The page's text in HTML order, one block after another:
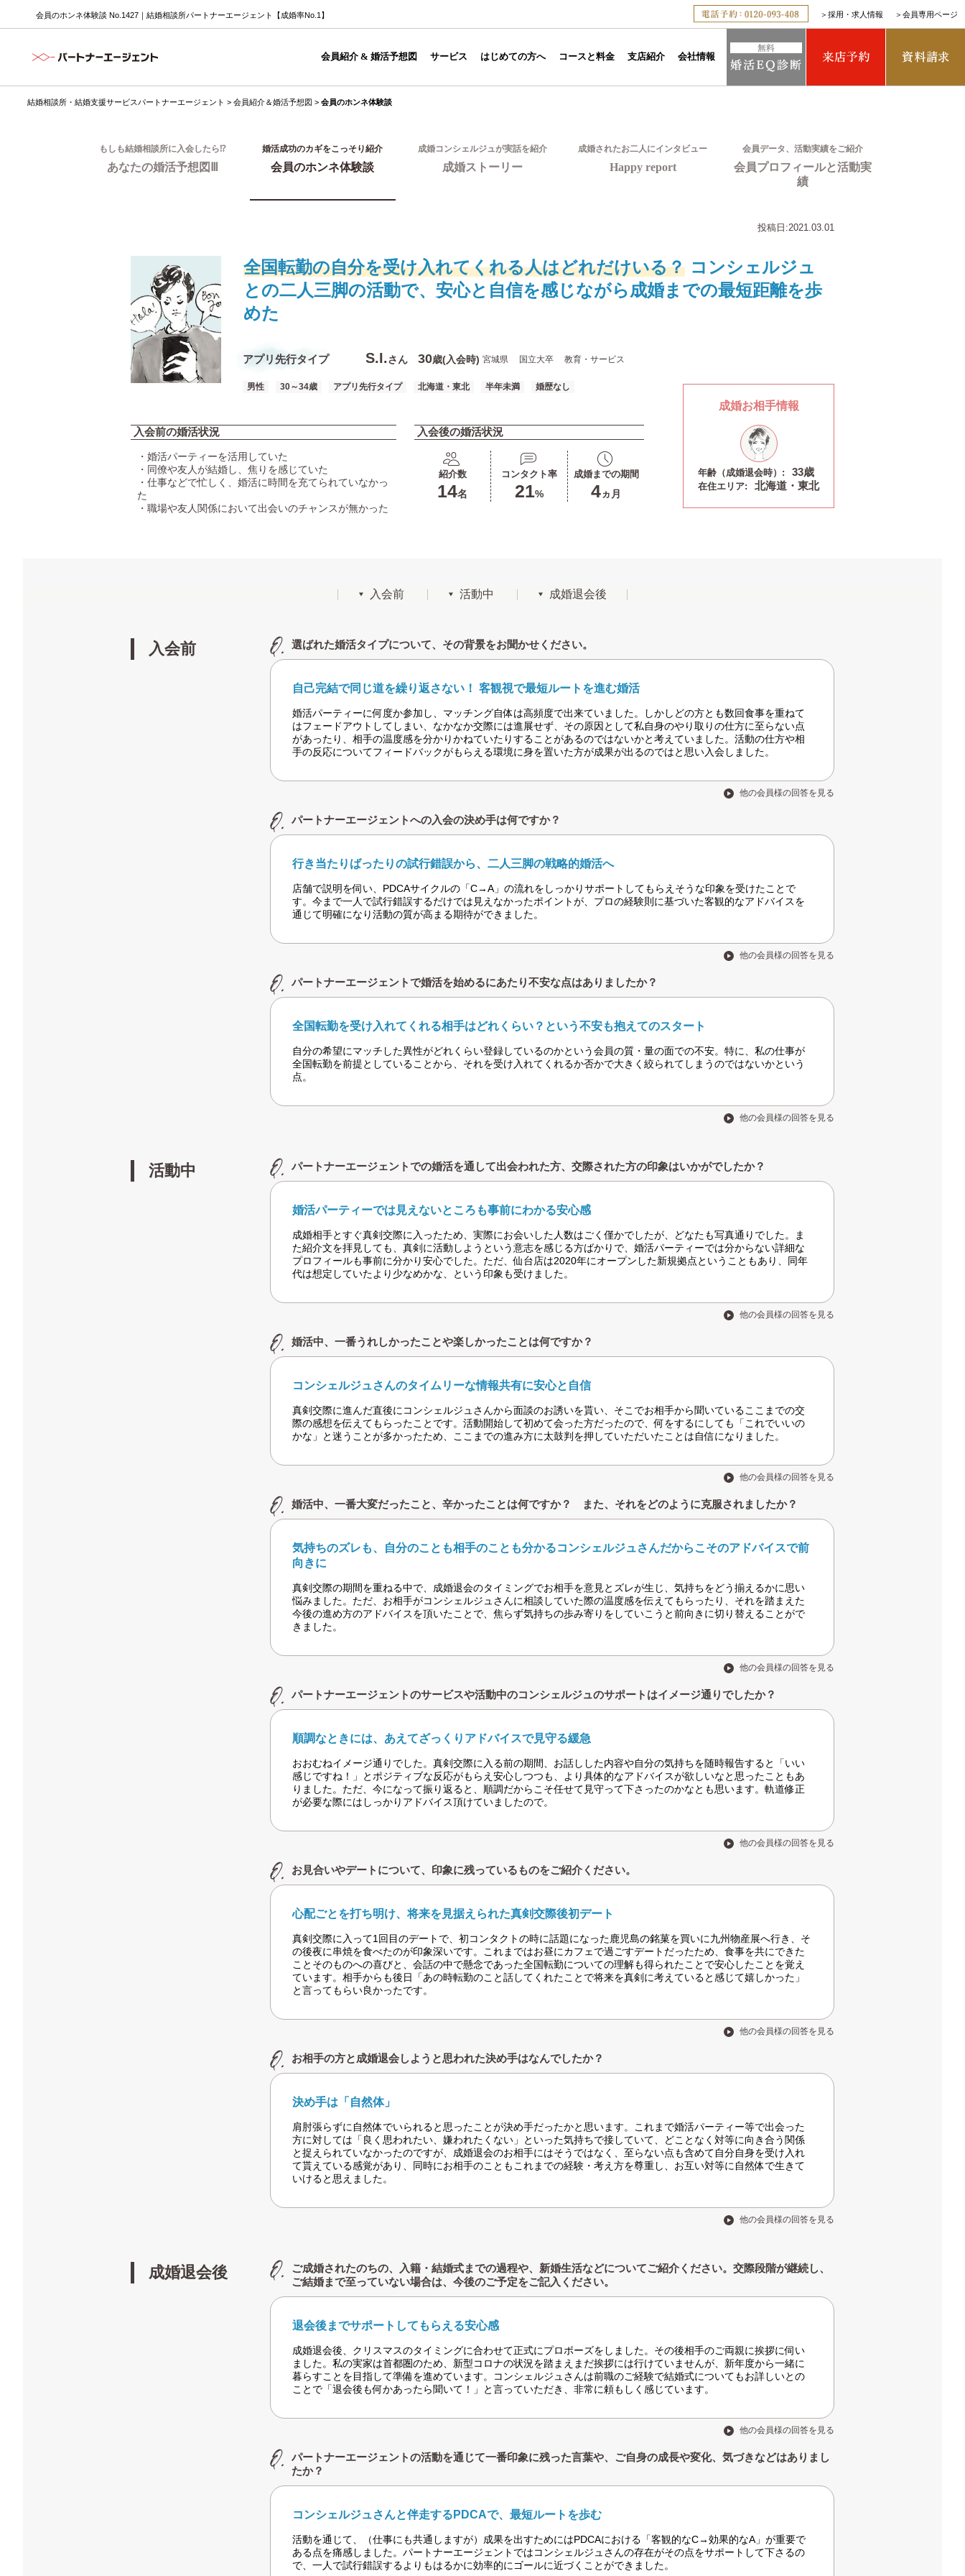
会員のホンネ体験談 No.1427｜結婚相談所パートナーエージェント【成婚率No.1】 ＞ 採用・求人情報 ＞ 会員専用ページ
会員紹介 & 婚活予想図 サービス はじめての方へ コースと料金 支店紹介 会社情報
結婚相談所・結婚支援サービスパートナーエージェント > 会員紹介＆婚活予想図 > 会員のホンネ体験談
もしも結婚相談所に入会したら⁉
あなたの婚活予想図Ⅲ
婚活成功のカギをこっそり紹介
会員のホンネ体験談
成婚コンシェルジュが実話を紹介
成婚ストーリー
成婚されたお二人にインタビュー
Happy report
会員データ、活動実績をご紹介
会員プロフィールと活動実
績
投稿日:2021.03.01
全国転勤の自分を受け入れてくれる人はどれだけいる？コンシェルジュ
との二人三脚の活動で、安心と自信を感じながら成婚までの最短距離を歩
めた
アプリ先行タイプ S.I.さん 30歳(入会時) 宮城県 国立大卒 教育・サービス
男性 30～34歳 アプリ先行タイプ 北海道・東北 半年未満 婚歴なし
入会前の婚活状況
・婚活パーティーを活用していた
・同僚や友人が結婚し、焦りを感じていた
・仕事などで忙しく、婚活に時間を充てられていなかっ
た
・職場や友人関係において出会いのチャンスが無かった
入会後の婚活状況
紹介数
14名
コンタクト率
21%
成婚までの期間
4ヵ月
成婚お相手情報
年齢（成婚退会時）: 33歳
在住エリア: 北海道・東北
入会前 活動中 成婚退会後
入会前 選ばれた婚活タイプについて、その背景をお聞かせください。
自己完結で同じ道を繰り返さない！ 客観視で最短ルートを進む婚活
婚活パーティーに何度か参加し、マッチング自体は高頻度で出来ていました。しかしどの方とも数回食事を重ねて
はフェードアウトしてしまい、なかなか交際には進展せず、その原因として私自身のやり取りの仕方に至らない点
があったり、相手の温度感を分かりかねていたりすることがあるのではないかと考えていました。活動の仕方や相
手の反応についてフィードバックがもらえる環境に身を置いた方が成果が出るのではと思い入会しました。
他の会員様の回答を見る
パートナーエージェントへの入会の決め手は何ですか？
行き当たりばったりの試行錯誤から、二人三脚の戦略的婚活へ
店舗で説明を伺い、PDCAサイクルの「C→A」の流れをしっかりサポートしてもらえそうな印象を受けたことで
す。今まで一人で試行錯誤するだけでは見えなかったポイントが、プロの経験則に基づいた客観的なアドバイスを
通じて明確になり活動の質が高まる期待ができました。
他の会員様の回答を見る
パートナーエージェントで婚活を始めるにあたり不安な点はありましたか？
全国転勤を受け入れてくれる相手はどれくらい？という不安も抱えてのスタート
自分の希望にマッチした異性がどれくらい登録しているのかという会員の質・量の面での不安。特に、私の仕事が
全国転勤を前提としていることから、それを受け入れてくれるか否かで大きく絞られてしまうのではないかという
点。
他の会員様の回答を見る
活動中 パートナーエージェントでの婚活を通して出会われた方、交際された方の印象はいかがでしたか？
婚活パーティーでは見えないところも事前にわかる安心感
成婚相手とすぐ真剣交際に入ったため、実際にお会いした人数はごく僅かでしたが、どなたも写真通りでした。ま
た紹介文を拝見しても、真剣に活動しようという意志を感じる方ばかりで、婚活パーティーでは分からない詳細な
プロフィールも事前に分かり安心でした。ただ、仙台店は2020年にオープンした新規拠点ということもあり、同年
代は想定していたより少なめかな、という印象も受けました。
他の会員様の回答を見る
婚活中、一番うれしかったことや楽しかったことは何ですか？
コンシェルジュさんのタイムリーな情報共有に安心と自信
真剣交際に進んだ直後にコンシェルジュさんから面談のお誘いを貰い、そこでお相手から聞いているここまでの交
際の感想を伝えてもらったことです。活動開始して初めて会った方だったので、何をするにしても「これでいいの
かな」と迷うことが多かったため、ここまでの進み方に太鼓判を押していただいたことは自信になりました。
他の会員様の回答を見る
婚活中、一番大変だったこと、辛かったことは何ですか？ また、それをどのように克服されましたか？
気持ちのズレも、自分のことも相手のことも分かるコンシェルジュさんだからこそのアドバイスで前
向きに
真剣交際の期間を重ねる中で、成婚退会のタイミングでお相手を意見とズレが生じ、気持ちをどう揃えるかに思い
悩みました。ただ、お相手がコンシェルジュさんに相談していた際の温度感を伝えてもらったり、それを踏まえた
今後の進め方のアドバイスを頂いたことで、焦らず気持ちの歩み寄りをしていこうと前向きに切り替えることがで
きました。
他の会員様の回答を見る
パートナーエージェントのサービスや活動中のコンシェルジュのサポートはイメージ通りでしたか？
順調なときには、あえてざっくりアドバイスで見守る緩急
おおむねイメージ通りでした。真剣交際に入る前の期間、お話しした内容や自分の気持ちを随時報告すると「いい
感じですね！」とポジティブな反応がもらえ安心しつつも、より具体的なアドバイスが欲しいなと思ったこともあ
りました。ただ、今になって振り返ると、順調だからこそ任せて見守って下さったのかなとも思います。軌道修正
が必要な際にはしっかりアドバイス頂けていましたので。
他の会員様の回答を見る
お見合いやデートについて、印象に残っているものをご紹介ください。
心配ごとを打ち明け、将来を見据えられた真剣交際後初デート
真剣交際に入って1回目のデートで、初コンタクトの時に話題になった鹿児島の銘菓を買いに九州物産展へ行き、そ
の後夜に串焼を食べたのが印象深いです。これまではお昼にカフェで過ごすデートだったため、食事を共にできた
ことそのものへの喜びと、会話の中で懸念であった全国転勤についての理解も得られたことで安心したことを覚え
ています。相手からも後日「あの時転勤のこと話してくれたことで将来を真剣に考えていると感じて嬉しかった」
と言ってもらい良かったです。
他の会員様の回答を見る
お相手の方と成婚退会しようと思われた決め手はなんでしたか？
決め手は「自然体」
肩肘張らずに自然体でいられると思ったことが決め手だったかと思います。これまで婚活パーティー等で出会った
方に対しては「良く思われたい、嫌われたくない」といった気持ちで接していて、どことなく対等に向き合う関係
と捉えられていなかったのですが、成婚退会のお相手にはそうではなく、至らない点も含めて自分自身を受け入れ
て貰えている感覚があり、同時にお相手のこともこれまでの経験・考え方を尊重し、お互い対等に自然体で生きて
いけると思えました。
他の会員様の回答を見る
成婚退会後
ご成婚されたのちの、入籍・結婚式までの過程や、新婚生活などについてご紹介ください。交際段階が継続し、
ご結婚まで至っていない場合は、今後のご予定をご記入ください。
退会後までサポートしてもらえる安心感
成婚退会後、クリスマスのタイミングに合わせて正式にプロポーズをしました。その後相手のご両親に挨拶に伺い
ました。私の実家は首都圏のため、新型コロナの状況を踏まえまだ挨拶には行けていませんが、新年度から一緒に
暮らすことを目指して準備を進めています。コンシェルジュさんは前職のご経験で結婚式についてもお詳しいとの
ことで「退会後も何かあったら聞いて！」と言っていただき、非常に頼もしく感じています。
他の会員様の回答を見る
パートナーエージェントの活動を通じて一番印象に残った言葉や、ご自身の成長や変化、気づきなどはありまし
たか？
コンシェルジュさんと伴走するPDCAで、最短ルートを歩む
活動を通じて、（仕事にも共通しますが）成果を出すためにはPDCAにおける「客観的なC→効果的なA」が重要で
ある点を痛感しました。パートナーエージェントではコンシェルジュさんの存在がその点をサポートして下さるの
で、一人で試行錯誤するよりもはるかに効率的にゴールに近づくことができました。